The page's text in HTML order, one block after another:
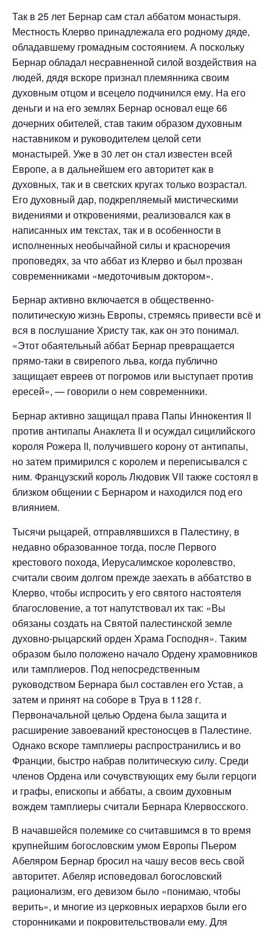
Так в 25 лет Бернар сам стал аббатом монастыря.
Местность Клерво принадлежала его родному дяде,
обладавшему громадным состоянием. А поскольку
Бернар обладал несравненной силой воздействия на
людей, дядя вскоре признал племянника своим
духовным отцом и всецело подчинился ему. На его
деньги и на его землях Бернар основал еще 66
дочерних обителей, став таким образом духовным
наставником и руководителем целой сети
монастырей. Уже в 30 лет он стал известен всей
Европе, а в дальнейшем его авторитет как в
духовных, так и в светских кругах только возрастал.
Его духовный дар, подкрепляемый мистическими
видениями и откровениями, реализовался как в
написанных им текстах, так и в особенности в
исполненных необычайной силы и красноречия
проповедях, за что аббат из Клерво и был прозван
современниками «медоточивым доктором».
Бернар активно включается в общественно-
политическую жизнь Европы, стремясь привести всё и
вся в послушание Христу так, как он это понимал.
«Этот обаятельный аббат Бернар превращается
прямо-таки в свирепого льва, когда публично
защищает евреев от погромов или выступает против
ересей», — говорили о нем современники.
Бернар активно защищал права Папы Иннокентия II
против антипапы Анаклета II и осуждал сицилийского
короля Рожера II, получившего корону от антипапы,
но затем примирился с королем и переписывался с
ним. Французский король Людовик VII также состоял в
близком общении с Бернаром и находился под его
влиянием.
Тысячи рыцарей, отправлявшихся в Палестину, в
недавно образованное тогда, после Первого
крестового похода, Иерусалимское королевство,
считали своим долгом прежде заехать в аббатство в
Клерво, чтобы испросить у его святого настоятеля
благословение, а тот напутствовал их так: «Вы
обязаны создать на Святой палестинской земле
духовно-рыцарский орден Храма Господня». Таким
образом было положено начало Ордену храмовников
или тамплиеров. Под непосредственным
руководством Бернара был составлен его Устав, а
затем и принят на соборе в Труа в 1128 г.
Первоначальной целью Ордена была защита и
расширение завоеваний крестоносцев в Палестине.
Однако вскоре тамплиеры распространились и во
Франции, быстро набрав политическую силу. Среди
членов Ордена или сочувствующих ему были герцоги
и графы, епископы и аббаты, а своим духовным
вождем тамплиеры считали Бернара Клервосского.
В начавшейся полемике со считавшимся в то время
крупнейшим богословским умом Европы Пьером
Абеляром Бернар бросил на чашу весов весь свой
авторитет. Абеляр исповедовал богословский
рационализм, его девизом было «понимаю, чтобы
верить», и многие из церковных иерархов были его
сторонниками и покровительствовали ему. Для